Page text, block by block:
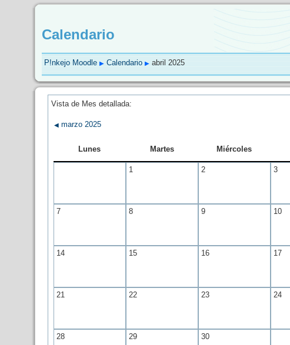
Calendario
P!nkejo Moodle ▶ Calendario ▶abril 2025
Vista de Mes detallada:
◀marzo 2025
Lunes Martes Miércoles
1 2 3
7 8 9 10
14 15 16 17
21 22 23 24
28 29 30